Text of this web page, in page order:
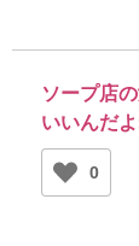
ソープ店
いいんだ
0